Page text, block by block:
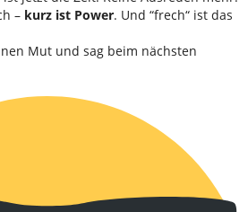
– kurz ist Power. Und “frech“ ist das
Mut und sag beim nächsten